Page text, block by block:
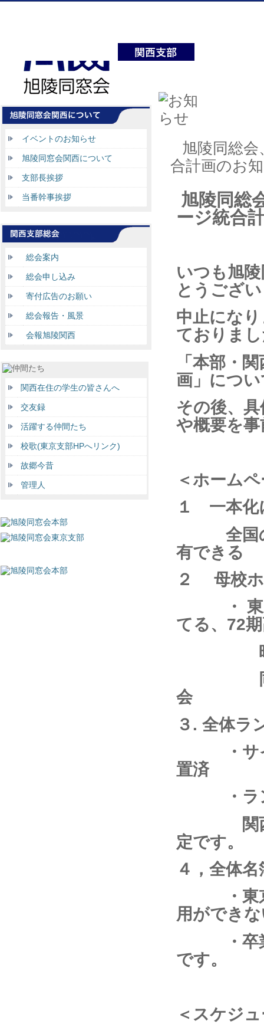
イベントのお知らせ
旭陵同窓会関西について
支部長挨拶
当番幹事挨拶
総会案内
総会申し込み
寄付広告のお願い
総会報告・風景
会報旭陵関西
関西在住の学生の皆さんへ
交友録
活躍する仲間たち
校歌(東京支部HPへリンク)
故郷今昔
管理人
旭陵同総
合計画のお
旭陵同総
ージ統合
いつも旭
とうござ
中止にな
ておりま
「本部・
画」につ
その後、
や概要を
＜ホーム
１ 一本化
全国の
有できる
２ 母校ホ
・ 東京
てる、72
昨年度
同窓会
会
３. 全体ラ
・サイ
置済
・ラン
関西支
定です。
４，全体
・東京
用ができ
・卒業
です。
＜スケジ